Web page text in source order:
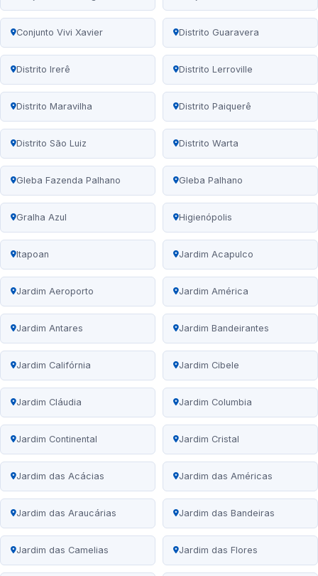
Conjunto Vivi Xavier Distrito Guaravera
Distrito Irerê Distrito Lerroville
Distrito Maravilha Distrito Paiquerê
Distrito São Luiz Distrito Warta
Gleba Fazenda Palhano Gleba Palhano
Gralha Azul Higienópolis
Itapoan Jardim Acapulco
Jardim Aeroporto Jardim América
Jardim Antares Jardim Bandeirantes
Jardim Califórnia Jardim Cibele
Jardim Cláudia Jardim Columbia
Jardim Continental Jardim Cristal
Jardim das Acácias Jardim das Américas
Jardim das Araucárias Jardim das Bandeiras
Jardim das Camelias Jardim das Flores